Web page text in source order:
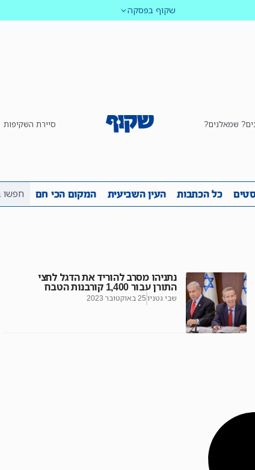
שקוף בפסקה
שמאלנים? סיירת השקיפות
כל הכתבות העין השביעית המקום הכי חם
שקיפות לוביסטים כל הכתבות העין השביעית
נתניהו מסרב להוריד את הדגל לחצי
התורן עבור 1,400 קורבנות הטבח
שבי גטניו 25 באוקטובר 2023